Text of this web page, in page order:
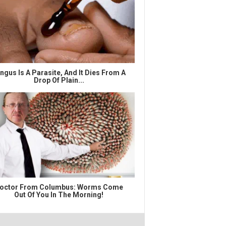
Is A Parasite, And It Dies From A
Drop Of Plain...
From Columbus: Worms Come
Out Of You In The Morning!